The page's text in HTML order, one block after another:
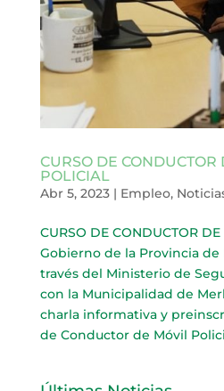
CURSO DE CONDUCTOR
POLICIAL
Abr 5, 2023| Empleo,
CURSO DE CONDUCTOR
Gobierno de la Provincia de
través del Ministerio de
con la Municipalidad de
charla informativa y
de Conductor de Móvil